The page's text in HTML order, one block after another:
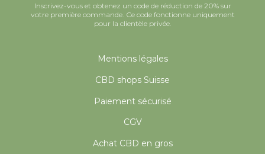
Mentions légales
CBD shops Suisse
Paiement sécurisé
CGV
Achat CBD en gros
Inscrivez-vous et obtenez un code de réduction de 20% sur
votre première commande. Ce code fonctionne uniquement
pour la clientèle privée.